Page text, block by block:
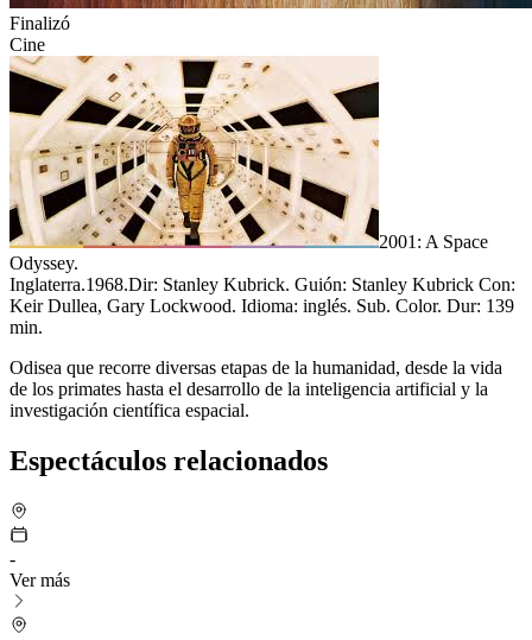
Finalizó
Cine
2001: A Space
Odyssey.
Inglaterra.1968.Dir: Stanley Kubrick. Guión: Stanley Kubrick Con:
Keir Dullea, Gary Lockwood. Idioma: inglés. Sub. Color. Dur: 139
min.
Odisea que recorre diversas etapas de la humanidad, desde la vida
de los primates hasta el desarrollo de la inteligencia artificial y la
investigación científica espacial.
Espectáculos relacionados
-
Ver más